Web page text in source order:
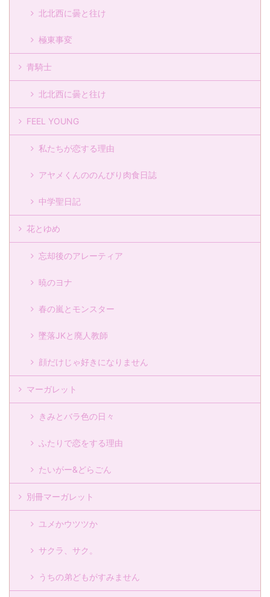
北北西に曇と往け
極東事変
青騎士
北北西に曇と往け
FEEL YOUNG
私たちが恋する理由
アヤメくんののんびり肉食日誌
中学聖日記
花とゆめ
忘却後のアレーティア
暁のヨナ
春の嵐とモンスター
墜落JKと廃人教師
顔だけじゃ好きになりません
マーガレット
きみとバラ色の日々
ふたりで恋をする理由
たいがー&どらごん
別冊マーガレット
ユメかウツツか
サクラ、サク。
うちの弟どもがすみません